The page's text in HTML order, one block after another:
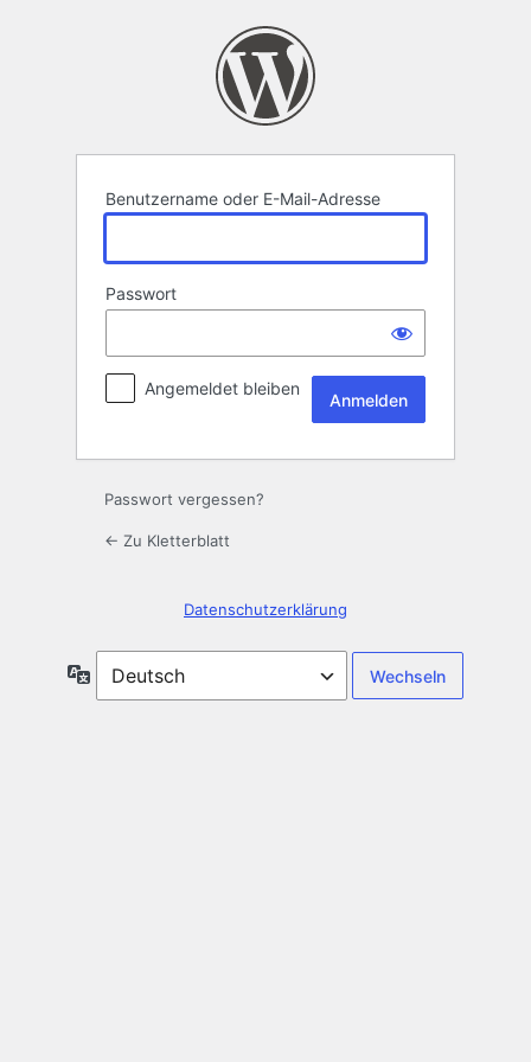
Benutzername oder E-Mail-Adresse
Passwort
Angemeldet bleiben
Passwort vergessen?
← Zu Kletterblatt
Datenschutzerklärung
Sprache